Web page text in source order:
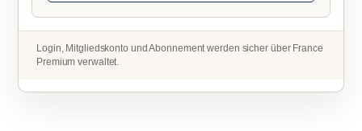
Login, Mitgliedskonto und Abonnement werden sicher über France
Premium verwaltet.